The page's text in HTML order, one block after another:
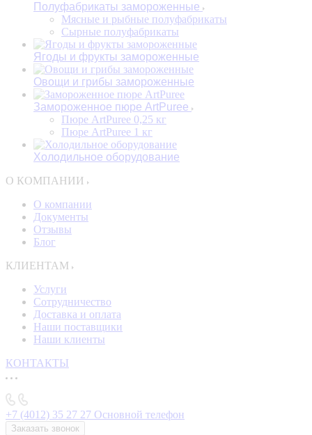
Полуфабрикаты замороженные
Мясные и рыбные полуфабрикаты
Сырные полуфабрикаты
Ягоды и фрукты замороженные
Овощи и грибы замороженные
Замороженное пюре ArtPuree
Пюре ArtPuree 0,25 кг
Пюре ArtPuree 1 кг
Холодильное оборудование
О КОМПАНИИ
О компании
Документы
Отзывы
Блог
КЛИЕНТАМ
Услуги
Сотрудничество
Доставка и оплата
Наши поставщики
Наши клиенты
КОНТАКТЫ
+7 (4012) 35 27 27 Основной телефон
Заказать звонок